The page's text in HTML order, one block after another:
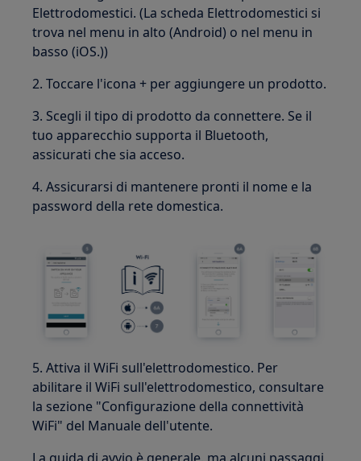
Elettrodomestici. (La scheda Elettrodomestici si
trova nel menu in alto (Android) o nel menu in
basso (iOS.))
2. Toccare l'icona + per aggiungere un prodotto.
3. Scegli il tipo di prodotto da connettere. Se il
tuo apparecchio supporta il Bluetooth,
assicurati che sia acceso.
4. Assicurarsi di mantenere pronti il nome e la
password della rete domestica.
5. Attiva il WiFi sull'elettrodomestico. Per
abilitare il WiFi sull'elettrodomestico, consultare
la sezione "Configurazione della connettività
WiFi" del Manuale dell'utente.